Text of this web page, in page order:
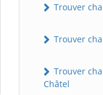
Trouver
Trouver
Trouver
Châtel